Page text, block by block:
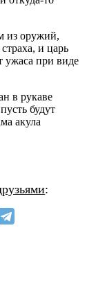
из оружий,
и царь
ужаса при виде
в рукаве
будут
акула
: